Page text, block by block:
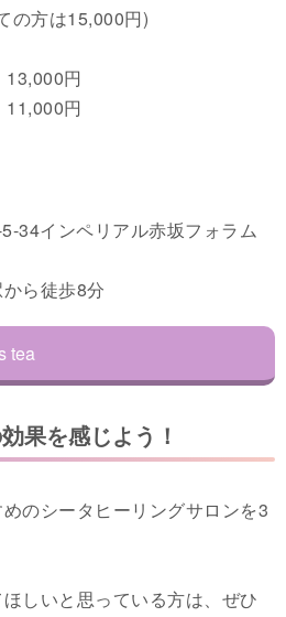
の方は15,000円)
13,000円
11,000円
34インペリアル赤坂フォラム
ら徒歩8分
tea
果を感じよう！
のシータヒーリングサロンを3
しいと思っている方は、ぜひ